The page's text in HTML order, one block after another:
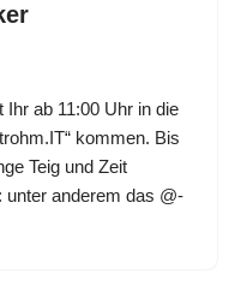
Ihr ab 11:00 Uhr in die
kommen. Bis
Teig und Zeit
anderem das @-